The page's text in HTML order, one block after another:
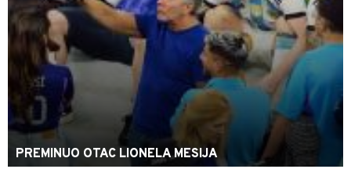
PREMINUO OTAC LIONELA MESIJA